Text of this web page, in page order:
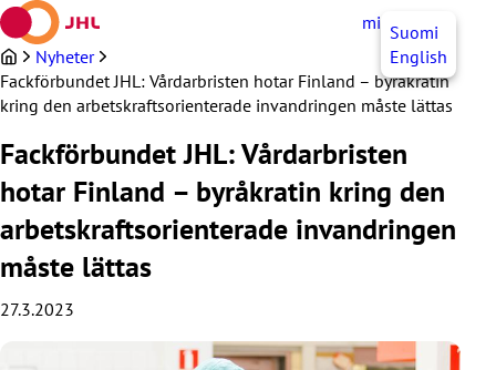
Hoppa
till
innehållet
mittJHL SV
Suomi
English
Nyheter
Fackförbundet JHL: Vårdarbristen hotar Finland – byråkratin
kring den arbetskraftsorienterade invandringen måste lättas
Fackförbundet JHL: Vårdarbristen
hotar Finland – byråkratin kring den
arbetskraftsorienterade invandringen
måste lättas
27.3.2023